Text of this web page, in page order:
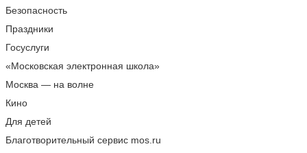
Безопасность
Праздники
Госуслуги
«Московская электронная школа»
Москва — на волне
Кино
Для детей
Благотворительный сервис mos.ru